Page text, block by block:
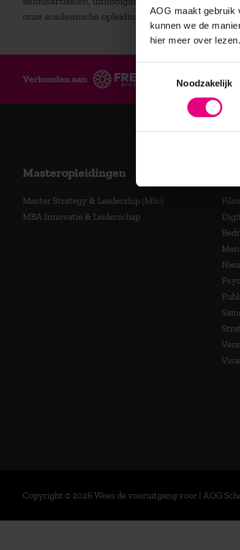
AOG maakt gebruik
kunnen we de
hier meer over
Noodzakelijk
onze academische opleidingen.
Verbonden aan
Masteropleidingen
Master Strategy & Leadership (MSc)
MBA Innovatie & Leiderschap
Copyright © 2026 Wees de vooruitgang voor | AOG